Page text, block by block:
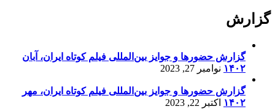
گزارش
گزارش حضورها و جوایز بین‌المللی فیلم کوتاه ایران، آبان
۱۴۰۲ نوامبر 27, 2023
گزارش حضورها و جوایز بین‌المللی فیلم کوتاه ایران، مهر
۱۴۰۲ اکتبر 22, 2023